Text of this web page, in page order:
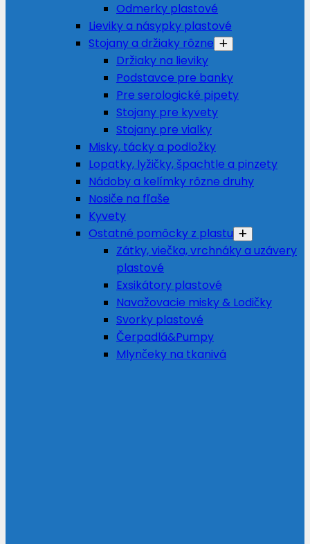
Odmerky plastové
Lieviky a násypky plastové
Stojany a držiaky rôzne
Držiaky na lieviky
Podstavce pre banky
Pre serologické pipety
Stojany pre kyvety
Stojany pre vialky
Misky, tácky a podložky
Lopatky, lyžičky, špachtle a pinzety
Nádoby a kelímky rôzne druhy
Nosiče na fľaše
Kyvety
Ostatné pomôcky z plastu
Zátky, viečka, vrchnáky a uzávery
plastové
Exsikátory plastové
Navažovacie misky & Lodičky
Svorky plastové
Čerpadlá&Pumpy
Mlynčeky na tkanivá